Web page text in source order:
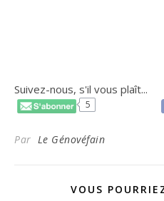
Suivez-nous, s'il vous plaît...
5
Par Le Génovéfain
VOUS